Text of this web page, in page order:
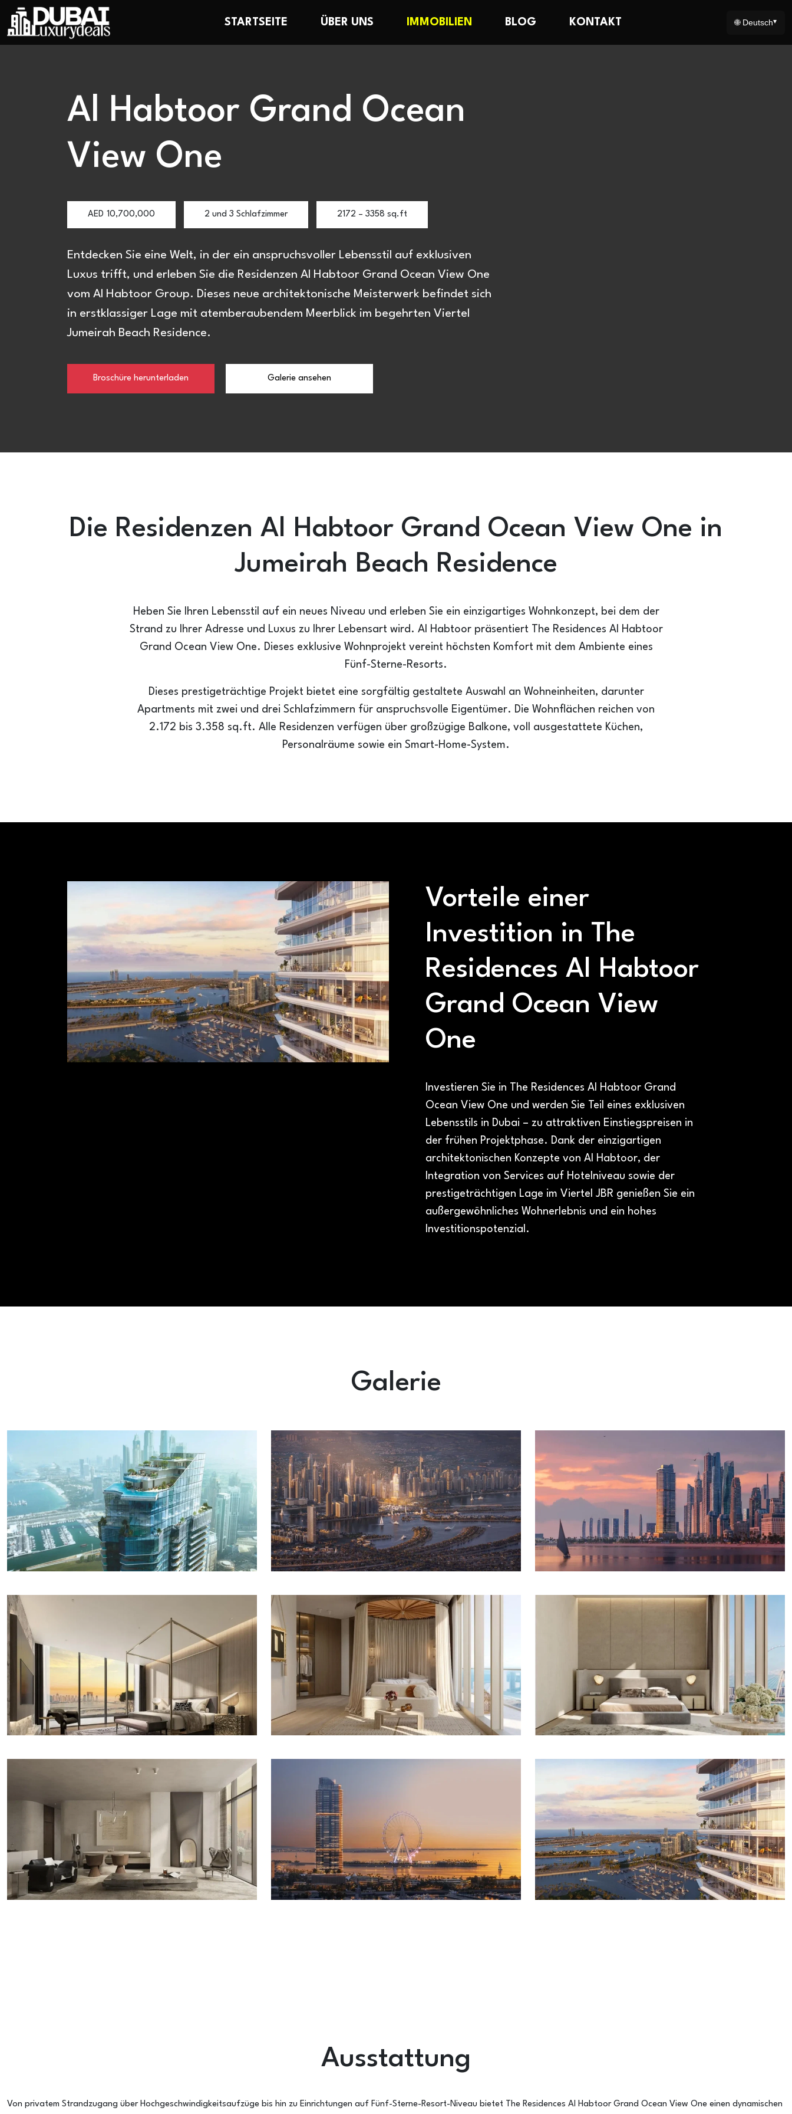
STARTSEITE ÜBER UNS IMMOBILIEN BLOG KONTAKT 🌐 Deutsch▾
Al Habtoor Grand Ocean
View One
AED 10,700,000 2 und 3 Schlafzimmer 2172 – 3358 sq.ft
Entdecken Sie eine Welt, in der ein anspruchsvoller Lebensstil auf exklusiven
Luxus trifft, und erleben Sie die Residenzen Al Habtoor Grand Ocean View One
vom Al Habtoor Group. Dieses neue architektonische Meisterwerk befindet sich
in erstklassiger Lage mit atemberaubendem Meerblick im begehrten Viertel
Jumeirah Beach Residence.
Broschüre herunterladen Galerie ansehen
Die Residenzen Al Habtoor Grand Ocean View One in
Jumeirah Beach Residence
Heben Sie Ihren Lebensstil auf ein neues Niveau und erleben Sie ein einzigartiges Wohnkonzept, bei dem der
Strand zu Ihrer Adresse und Luxus zu Ihrer Lebensart wird. Al Habtoor präsentiert The Residences Al Habtoor
Grand Ocean View One. Dieses exklusive Wohnprojekt vereint höchsten Komfort mit dem Ambiente eines
Fünf-Sterne-Resorts.
Dieses prestigeträchtige Projekt bietet eine sorgfältig gestaltete Auswahl an Wohneinheiten, darunter
Apartments mit zwei und drei Schlafzimmern für anspruchsvolle Eigentümer. Die Wohnflächen reichen von
2.172 bis 3.358 sq.ft. Alle Residenzen verfügen über großzügige Balkone, voll ausgestattete Küchen,
Personalräume sowie ein Smart-Home-System.
Vorteile einer
Investition in The
Residences Al Habtoor
Grand Ocean View
One
Investieren Sie in The Residences Al Habtoor Grand
Ocean View One und werden Sie Teil eines exklusiven
Lebensstils in Dubai – zu attraktiven Einstiegspreisen in
der frühen Projektphase. Dank der einzigartigen
architektonischen Konzepte von Al Habtoor, der
Integration von Services auf Hotelniveau sowie der
prestigeträchtigen Lage im Viertel JBR genießen Sie ein
außergewöhnliches Wohnerlebnis und ein hohes
Investitionspotenzial.
Galerie
Ausstattung
Von privatem Strandzugang über Hochgeschwindigkeitsaufzüge bis hin zu Einrichtungen auf Fünf-Sterne-Resort-Niveau bietet The Residences Al Habtoor Grand Ocean View One einen dynamischen